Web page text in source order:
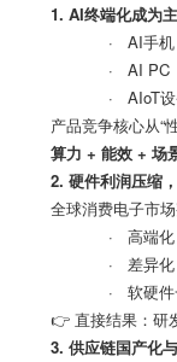
1. AI终端化成为
· AI手机
· AI PC
· AIoT设
产品竞争核心从“
算力 + 能效+ 场
2. 硬件利润压缩
全球消费电子市
· 高端化
· 差异化
· 软硬件
👉 直接结果：研
3. 供应链国产化